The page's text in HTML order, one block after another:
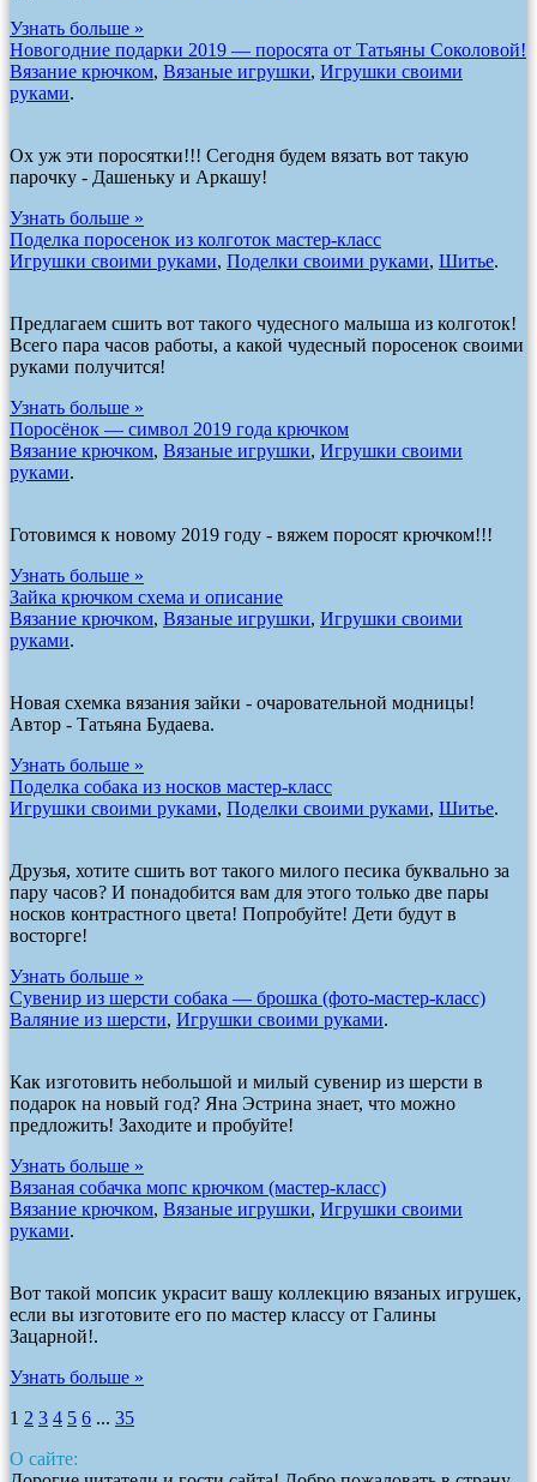
Узнать больше »
Новогодние подарки 2019 — поросята от Татьяны Соколовой!
Вязание крючком, Вязаные игрушки, Игрушки своими
руками.
Ох уж эти поросятки!!! Сегодня будем вязать вот такую
парочку - Дашеньку и Аркашу!
Узнать больше »
Поделка поросенок из колготок мастер-класс
Игрушки своими руками, Поделки своими руками, Шитье.
Предлагаем сшить вот такого чудесного малыша из колготок!
Всего пара часов работы, а какой чудесный поросенок своими
руками получится!
Узнать больше »
Поросёнок — символ 2019 года крючком
Вязание крючком, Вязаные игрушки, Игрушки своими
руками.
Готовимся к новому 2019 году - вяжем поросят крючком!!!
Узнать больше »
Зайка крючком схема и описание
Вязание крючком, Вязаные игрушки, Игрушки своими
руками.
Новая схемка вязания зайки - очаровательной модницы!
Автор - Татьяна Будаева.
Узнать больше »
Поделка собака из носков мастер-класс
Игрушки своими руками, Поделки своими руками, Шитье.
Друзья, хотите сшить вот такого милого песика буквально за
пару часов? И понадобится вам для этого только две пары
носков контрастного цвета! Попробуйте! Дети будут в
восторге!
Узнать больше »
Сувенир из шерсти собака — брошка (фото-мастер-класс)
Валяние из шерсти, Игрушки своими руками.
Как изготовить небольшой и милый сувенир из шерсти в
подарок на новый год? Яна Эстрина знает, что можно
предложить! Заходите и пробуйте!
Узнать больше »
Вязаная собачка мопс крючком (мастер-класс)
Вязание крючком, Вязаные игрушки, Игрушки своими
руками.
Вот такой мопсик украсит вашу коллекцию вязаных игрушек,
если вы изготовите его по мастер классу от Галины
Зацарной!.
Узнать больше »
1 2 3 4 5 6 ... 35
О сайте: